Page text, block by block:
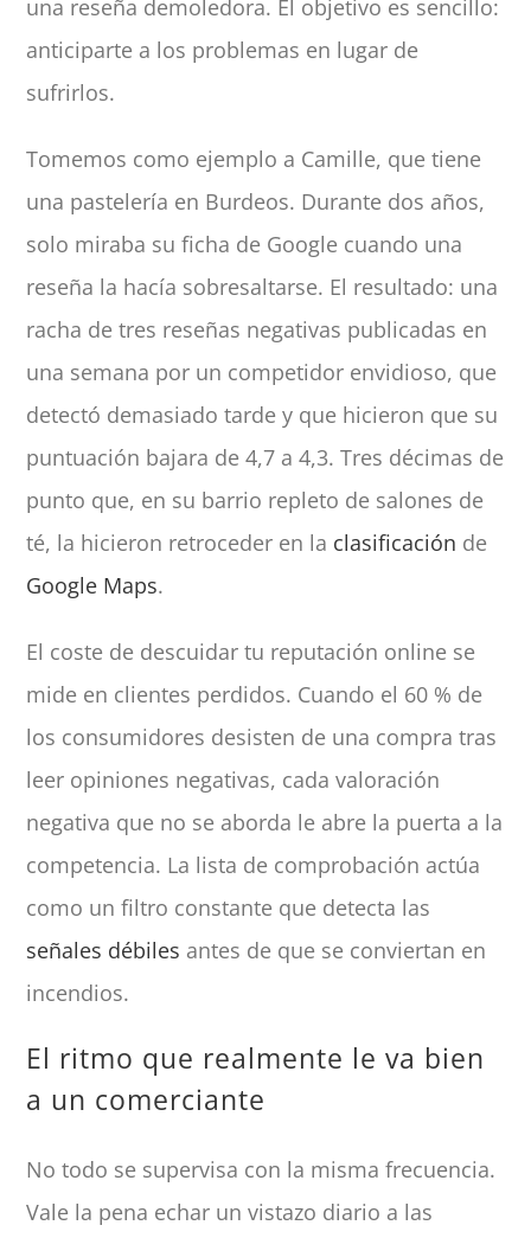
una reseña demoledora. El objetivo es sencillo:
anticiparte a los problemas en lugar de
sufrirlos.
Tomemos como ejemplo a Camille, que tiene
una pastelería en Burdeos. Durante dos años,
solo miraba su ficha de Google cuando una
reseña la hacía sobresaltarse. El resultado: una
racha de tres reseñas negativas publicadas en
una semana por un competidor envidioso, que
detectó demasiado tarde y que hicieron que su
puntuación bajara de 4,7 a 4,3. Tres décimas de
punto que, en su barrio repleto de salones de
té, la hicieron retroceder en la clasificación de
Google Maps.
El coste de descuidar tu reputación online se
mide en clientes perdidos. Cuando el 60 % de
los consumidores desisten de una compra tras
leer opiniones negativas, cada valoración
negativa que no se aborda le abre la puerta a la
competencia. La lista de comprobación actúa
como un filtro constante que detecta las
señales débiles antes de que se conviertan en
incendios.
El ritmo que realmente le va bien
a un comerciante
No todo se supervisa con la misma frecuencia.
Vale la pena echar un vistazo diario a las